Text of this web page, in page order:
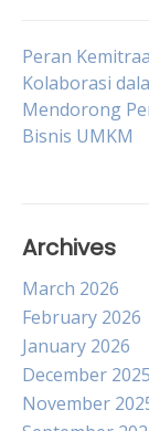
Post
Peran
Kolaborasi
Mendorong
Bisnis UMKM
Archives
March 2026
February 2026
January 2026
December 2025
November